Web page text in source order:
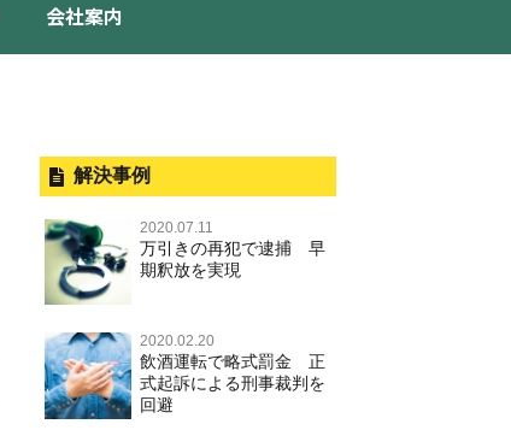
会社案内
解決事例
2020.07.11
万引きの再犯で逮捕 早
期釈放を実現
2020.02.20
飲酒運転で略式罰金 正
式起訴による刑事裁判を
回避